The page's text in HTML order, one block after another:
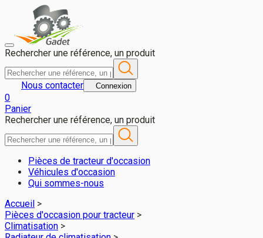
Radiateur de climatisation pour JOHN DEERE 6420 - Gadet 49
Rechercher une référence, un produit
Nous contacter Connexion
0
Panier
Rechercher une référence, un produit
Pièces de tracteur d'occasion
Véhicules d'occasion
Qui sommes-nous
Accueil >
Pièces d'occasion pour tracteur >
Climatisation >